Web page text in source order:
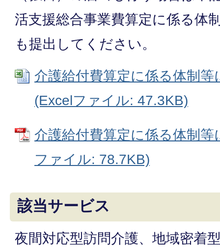
活支援総合事業費算定に係る体
も提出してください。
介護給付費算定に係る体制等
(Excelファイル: 47.3KB)
介護給付費算定に係る体制
ファイル: 78.7KB)
該当サービス
夜間対応型訪問介護、地域密着